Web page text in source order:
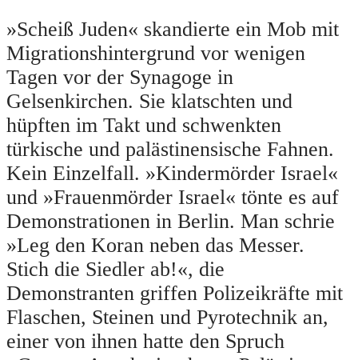
»Scheiß Juden« skandierte ein Mob mit
Migrationshintergrund vor wenigen
Tagen vor der Synagoge in
Gelsenkirchen. Sie klatschten und
hüpften im Takt und schwenkten
türkische und palästinensische Fahnen.
Kein Einzelfall. »Kindermörder Israel«
und »Frauenmörder Israel« tönte es auf
Demonstrationen in Berlin. Man schrie
»Leg den Koran neben das Messer.
Stich die Siedler ab!«, die
Demonstranten griffen Polizeikräfte mit
Flaschen, Steinen und Pyrotechnik an,
einer von ihnen hatte den Spruch